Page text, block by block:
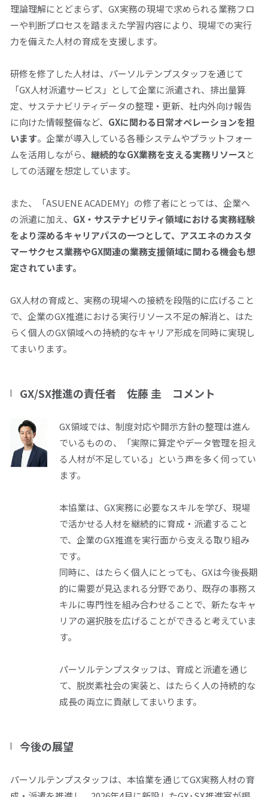
理論理解にとどまらず、 GX実務の現場で求められる業務フロ
ーや判断プロセスを踏まえた学習内容により、現場での実行
力を備えた人材の育成を支援します。
研修を修了した人材は、パーソルテンプスタッフを通じて
「GX人材派遣サービス」として企業に派遣され、排出量算
定、サステナビリティデータの整理・更新、社内外向け報告
に向けた情報整備など、 GXに関わる日常オペレーションを担
います。企業が導入している各種システムやプラットフォー
ムを活用しながら、 継続的なGX業務を支える実務リソースと
しての活躍を想定しています。
また、「ASUENE ACADEMY」の修了者にとっては、企業へ
の派遣に加え、 GX ・サステナビリティ領域における実務経験
をより深めるキャリアパスの一つとして、アスエネのカスタ
マーサクセス業務やGX関連の業務支援領域に関わる機会も想
定されています。
GX人材の育成と、実務の現場への接続を段階的に広げること
で、企業のGX推進における実行リソース不足の解消と、はた
らく個人のGX領域への持続的なキャリア形成を同時に実現し
てまいります。
GX/SX推進の責任者 佐藤 圭 コメント
GX領域では、制度対応や開示方針の整理は進ん
でいるものの、「実際に算定やデータ管理を担え
る人材が不足している」という声を多く伺ってい
ます。
本協業は、 GX実務に必要なスキルを学び、現場
で活かせる人材を継続的に育成・派遣すること
で、企業のGX推進を実行面から支える取り組み
です。
同時に、はたらく個人にとっても、 GXは今後長期
的に需要が見込まれる分野であり、既存の事務ス
キルに専門性を組み合わせることで、新たなキャ
リアの選択肢を広げることができると考えていま
す。
パーソルテンプスタッフは、育成と派遣を通じ
て、脱炭素社会の実装と、はたらく人の持続的な
成長の両立に貢献してまいります。
今後の展望
パーソルテンプスタッフは、本協業を通じてGX実務人材の育